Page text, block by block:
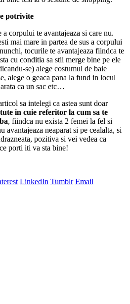
potrivite
corpului te avantajeaza si care nu.
mai mare in partea de sus a corpului
tocurile te avantajeaza fiindca te
cu conditia sa stii merge bine pe ele
se) alege costumul de baie
alege o geaca pana la fund in locul
ca un sac etc…
sa intelegi ca astea sunt doar
in cuie referitor la cum sa te
, fiindca nu exista 2 femei la fel si
avantajeaza neaparat si pe cealalta, si
pozitiva si vei vedea ca
porti iti va sta bine!
LinkedIn Tumblr Email